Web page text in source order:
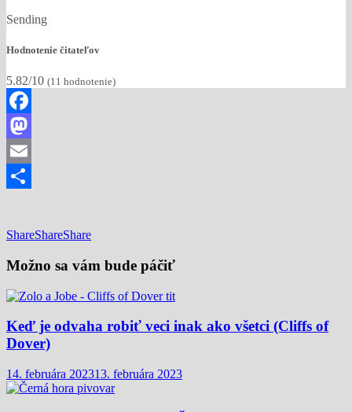
Sending
Hodnotenie čitateľov
5.82/10 (11 hodnotenie)
Facebook
Mastodon
Email
ShareShareShare
Možno sa vám bude páčiť
Keď je odvaha robiť veci inak ako všetci (Cliffs of
Dover)
14. februára 202313. februára 2023